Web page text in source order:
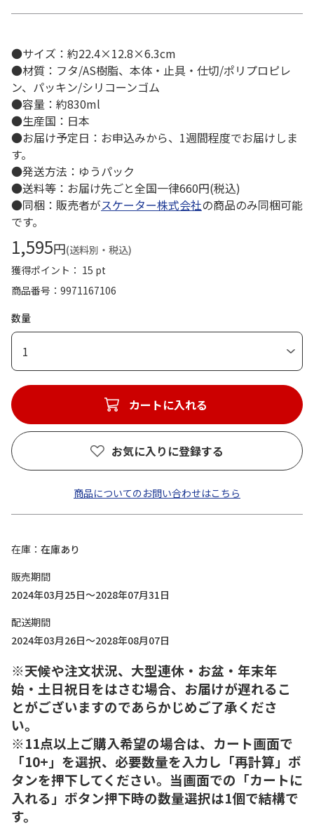
●サイズ：約22.4×12.8×6.3cm
●材質：フタ/AS樹脂、本体・止具・仕切/ポリプロピレ
ン、パッキン/シリコーンゴム
●容量：約830ml
●生産国：日本
●お届け予定日：お申込みから、1週間程度でお届けしま
す。
●発送方法：ゆうパック
●送料等：お届け先ごと全国一律660円(税込)
●同梱：販売者がスケーター株式会社の商品のみ同梱可能
です。
1,595円(送料別・税込)
獲得ポイント： 15 pt
商品番号
9971167106
数量
1
カートに入れる
お気に入りに登録する
商品についてのお問い合わせはこちら
在庫
在庫あり
販売期間
2024年03月25日～2028年07月31日
配送期間
2024年03月26日～2028年08月07日
※天候や注文状況、大型連休・お盆・年末年
始・土日祝日をはさむ場合、お届けが遅れるこ
とがございますのであらかじめご了承くださ
い。
※11点以上ご購入希望の場合は、カート画面で
「10+」を選択、必要数量を入力し「再計算」ボ
タンを押下してください。当画面での「カートに
入れる」ボタン押下時の数量選択は1個で結構で
す。